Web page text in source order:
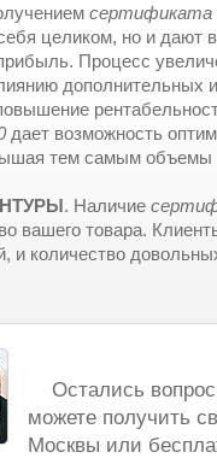
целиком, но и дают
Процесс
дополнительных
дает возможность
тем самым
. Наличие
вашего товара.
и количество
Остались
можете получить
Москвы или